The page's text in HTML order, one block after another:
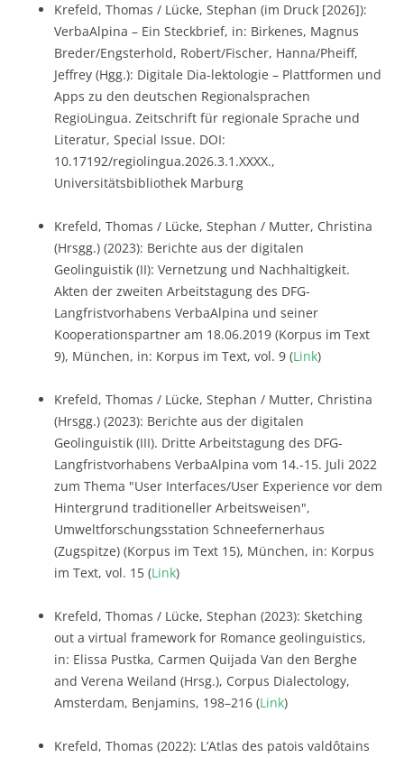
Krefeld, Thomas / Lücke, Stephan (im Druck [2026]):
VerbaAlpina – Ein Steckbrief, in: Birkenes, Magnus
Breder/Engsterhold, Robert/Fischer, Hanna/Pheiff,
Jeffrey (Hgg.): Digitale Dia-lektologie – Plattformen und
Apps zu den deutschen Regionalsprachen
RegioLingua. Zeitschrift für regionale Sprache und
Literatur, Special Issue. DOI:
10.17192/regiolingua.2026.3.1.XXXX.,
Universitätsbibliothek Marburg
Krefeld, Thomas / Lücke, Stephan / Mutter, Christina
(Hrsgg.) (2023): Berichte aus der digitalen
Geolinguistik (II): Vernetzung und Nachhaltigkeit.
Akten der zweiten Arbeitstagung des DFG-
Langfristvorhabens VerbaAlpina und seiner
Kooperationspartner am 18.06.2019 (Korpus im Text
9), München, in: Korpus im Text, vol. 9 (Link)
Krefeld, Thomas / Lücke, Stephan / Mutter, Christina
(Hrsgg.) (2023): Berichte aus der digitalen
Geolinguistik (III). Dritte Arbeitstagung des DFG-
Langfristvorhabens VerbaAlpina vom 14.-15. Juli 2022
zum Thema "User Interfaces/User Experience vor dem
Hintergrund traditioneller Arbeitsweisen",
Umweltforschungsstation Schneefernerhaus
(Zugspitze) (Korpus im Text 15), München, in: Korpus
im Text, vol. 15 (Link)
Krefeld, Thomas / Lücke, Stephan (2023): Sketching
out a virtual framework for Romance geolinguistics,
in: Elissa Pustka, Carmen Quijada Van den Berghe
and Verena Weiland (Hrsg.), Corpus Dialectology,
Amsterdam, Benjamins, 198–216 (Link)
Krefeld, Thomas (2022): L’Atlas des patois valdôtains